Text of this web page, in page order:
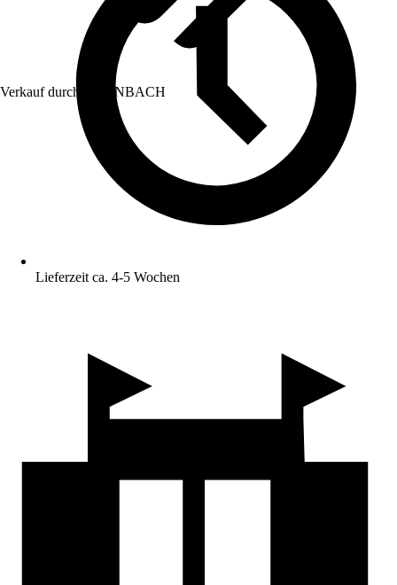
Verkauf durch: HORNBACH
Lieferzeit ca. 4-5 Wochen